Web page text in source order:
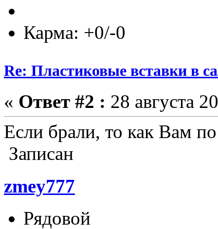
Карма: +0/-0
Re: Пластиковые вставки в
« Ответ #2 : 28 августа
Если брали, то как Вам
Записан
zmey777
Рядовой